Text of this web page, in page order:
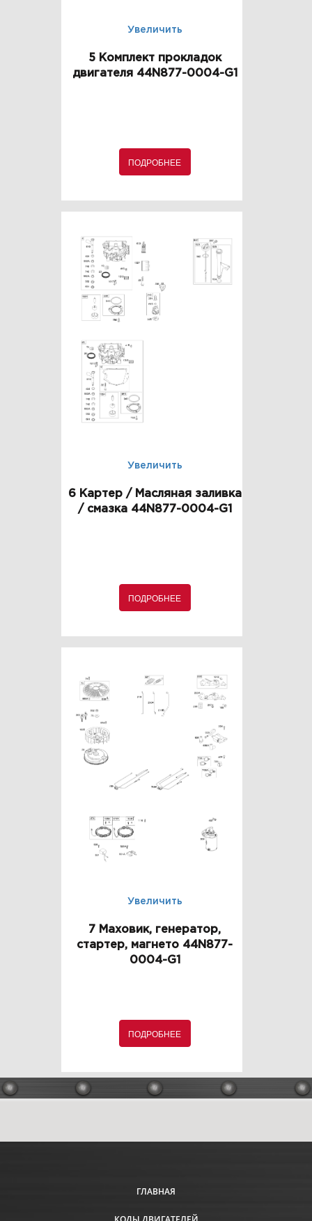
Увеличить
5 Комплект прокладок
двигателя 44N877-0004-G1
ПОДРОБНЕЕ
Увеличить
6 Картер / Масляная заливка
/ смазка 44N877-0004-G1
ПОДРОБНЕЕ
Увеличить
7 Маховик, генератор,
стартер, магнето 44N877-
0004-G1
ПОДРОБНЕЕ
ГЛАВНАЯ